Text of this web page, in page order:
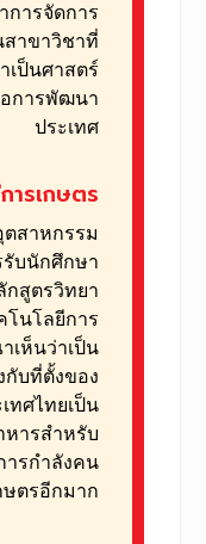
การจัดการ
สาขาวิชาที่
เป็นศาสตร์
การพัฒนา
ประเทศ
ารเกษตร
สาหกรรม
รับนักศึกษา
กสูตรวิทยา
นโลยีการ
เห็นว่าเป็น
บที่ตั้งของ
ทศไทยเป็น
หารสำหรับ
ารกำลังคน
ษตรอีกมาก